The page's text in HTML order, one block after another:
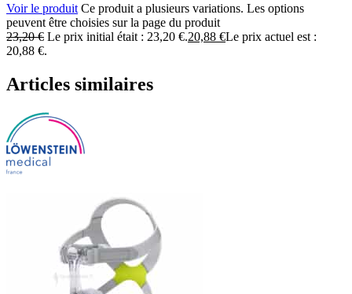
Voir le produit Ce produit a plusieurs variations. Les options
peuvent être choisies sur la page du produit
23,20€ Le prix initial était : 23,20 €.20,88 €Le prix actuel est :
20,88 €.
Articles similaires